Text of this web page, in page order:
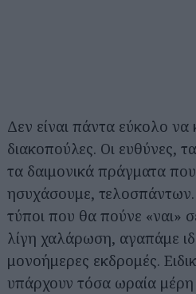
Δεν είναι πάντα εύκολο να
διακοπούλες. Οι ευθύνες,
τα δαιμονικά πράγματα
ησυχάσουμε, τελοσπάντων.
τύποι που θα πούνε «ναι»
λίγη χαλάρωση, αγαπάμε
μονοήμερες εκδρομές.
υπάρχουν τόσα ωραία μέρη